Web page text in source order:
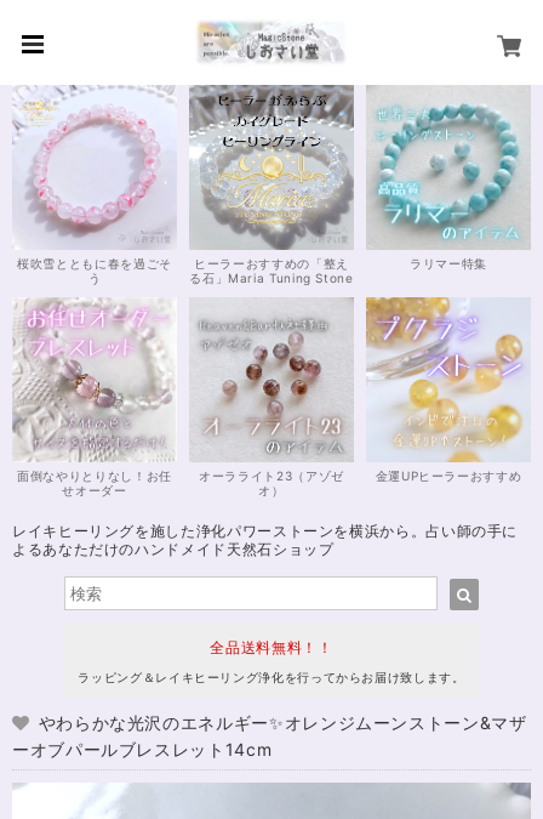
桜吹雪とともに春を過ごそ
う
ヒーラーおすすめの「整え
る石」Maria Tuning Stone
ラリマー特集
面倒なやりとりなし！お任
せオーダー
オーラライト23（アゾゼ
オ）
金運UPヒーラーおすすめ
レイキヒーリングを施した浄化パワーストーンを横浜から。占い師の手に
よるあなただけのハンドメイド天然石ショップ
全品送料無料！！
ラッピング＆レイキヒーリング浄化を行ってからお届け致します。
やわらかな光沢のエネルギー✨オレンジムーンストーン&マザ
ーオブパールブレスレット14cm